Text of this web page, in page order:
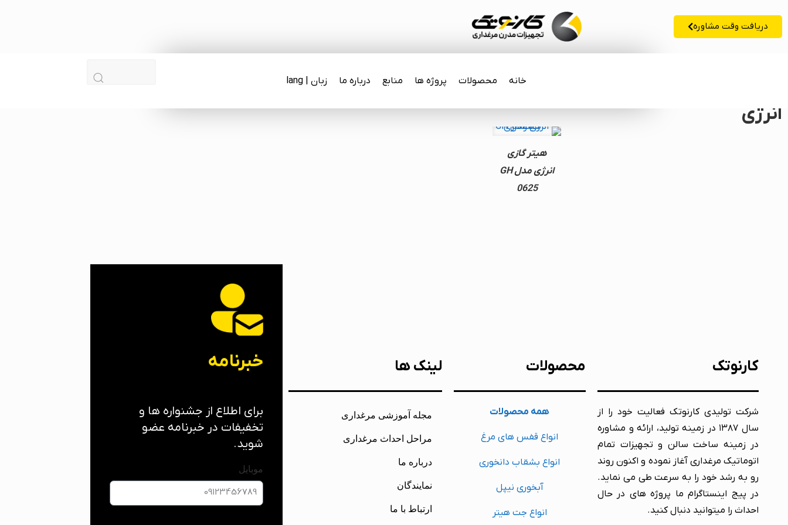
دریافت وقت مشاوره
خانه محصولات پروژه ها منابع درباره ما زبان | lang
انرژی
هیتر گازی
انرژی مدل GH
0625
کارنوتک
شرکت تولیدی کارنوتک فعالیت خود را از
سال ۱۳۸۷ در زمینه تولید، ارائه و مشاوره
در زمینه ساخت سالن و تجهیزات تمام
اتوماتیک مرغداری آغاز نموده و اکنون روند
رو به رشد خود را به سرعت طی می نماید.
در پیج اینستاگرام ما پروژه های در حال
احداث را میتوانید دنبال کنید.
محصولات
همه محصولات
انواع قفس های مرغ
انواع بشقاب دانخوری
آبخوری نیپل
انواع جت هیتر
لینک ها
مجله آموزشی مرغداری
مراحل احداث مرغداری
درباره ما
نمایندگان
ارتباط با ما
خبرنامه
برای اطلاع از جشنواره ها و
تخفیفات در خبرنامه عضو
شوید.
موبایل